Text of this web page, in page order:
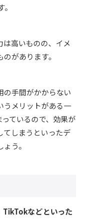
高いものの、イメ
があります。
の手間がかからない
うメリットがある一
ているので、効果が
てしまうといったデ
う。
などといった